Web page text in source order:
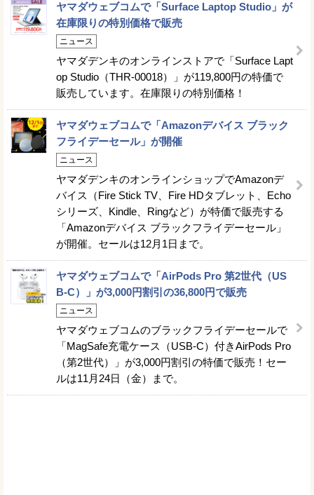
ヤマダウェブコムで「Surface Laptop Studio」が
在庫限りの特別価格で販売
ニュース
ヤマダデンキのオンラインストアで「Surface Lapt
op Studio（THR-00018）」が119,800円の特価で
販売しています。在庫限りの特別価格！
ヤマダウェブコムで「Amazonデバイス ブラック
フライデーセール」が開催
ニュース
ヤマダデンキのオンラインショップでAmazonデ
バイス（Fire Stick TV、Fire HDタブレット、Echo
シリーズ、Kindle、Ringなど）が特価で販売する
「Amazonデバイス ブラックフライデーセール」
が開催。セールは12月1日まで。
ヤマダウェブコムで「AirPods Pro 第2世代（US
B-C）」が3,000円割引の36,800円で販売
ニュース
ヤマダウェブコムのブラックフライデーセールで
「MagSafe充電ケース（USB-C）付きAirPods Pro
（第2世代）」が3,000円割引の特価で販売！セー
ルは11月24日（金）まで。